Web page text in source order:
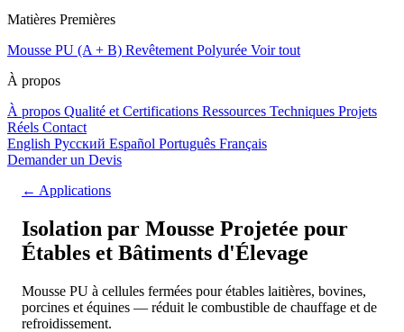
Matières Premières
Mousse PU (A + B) Revêtement Polyurée Voir tout
À propos
À propos Qualité et Certifications Ressources Techniques Projets
Réels Contact
English Русский Español Português Français
Demander un Devis
← Applications
Isolation par Mousse Projetée pour
Étables et Bâtiments d'Élevage
Mousse PU à cellules fermées pour étables laitières, bovines,
porcines et équines — réduit le combustible de chauffage et de
refroidissement.